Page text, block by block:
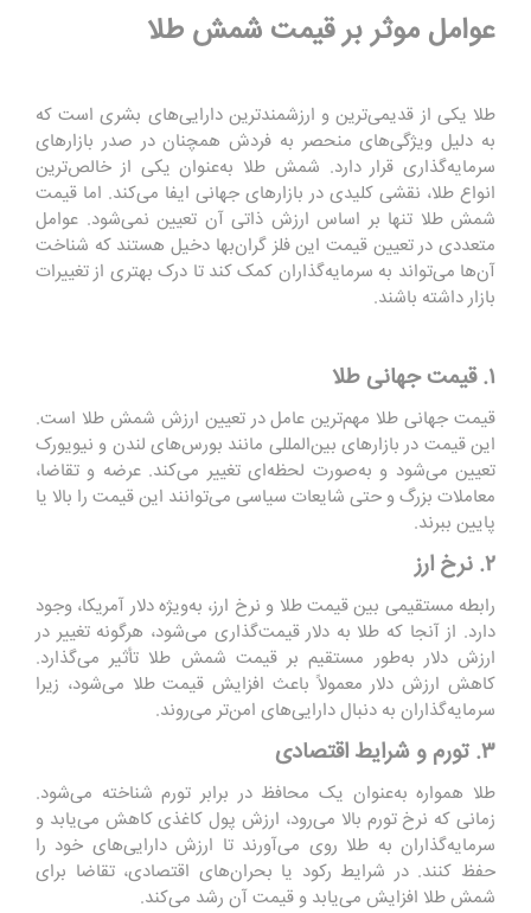
عوامل موثر بر قیمت شمش طلا
طلا یکی از قدیمی‌ترین و ارزشمندترین دارایی‌های بشری است که
به دلیل ویژگی‌های منحصر به فردش همچنان در صدر بازارهای
سرمایه‌گذاری قرار دارد. شمش طلا به‌عنوان یکی از خالص‌ترین
انواع طلا، نقشی کلیدی در بازارهای جهانی ایفا می‌کند. اما قیمت
شمش طلا تنها بر اساس ارزش ذاتی آن تعیین نمی‌شود. عوامل
متعددی در تعیین قیمت این فلز گران‌بها دخیل هستند که شناخت
آن‌ها می‌تواند به سرمایه‌گذاران کمک کند تا درک بهتری از تغییرات
بازار داشته باشند.
۱. قیمت جهانی طلا
قیمت جهانی طلا مهم‌ترین عامل در تعیین ارزش شمش طلا است.
این قیمت در بازارهای بین‌المللی مانند بورس‌های لندن و نیویورک
تعیین می‌شود و به‌صورت لحظه‌ای تغییر می‌کند. عرضه و تقاضا،
معاملات بزرگ و حتی شایعات سیاسی می‌توانند این قیمت را بالا یا
پایین ببرند.
۲. نرخ ارز
رابطه مستقیمی بین قیمت طلا و نرخ ارز، به‌ویژه دلار آمریکا، وجود
دارد. از آنجا که طلا به دلار قیمت‌گذاری می‌شود، هرگونه تغییر در
ارزش دلار به‌طور مستقیم بر قیمت شمش طلا تأثیر می‌گذارد.
کاهش ارزش دلار معمولاً باعث افزایش قیمت طلا می‌شود، زیرا
سرمایه‌گذاران به دنبال دارایی‌های امن‌تر می‌روند.
۳. تورم و شرایط اقتصادی
طلا همواره به‌عنوان یک محافظ در برابر تورم شناخته می‌شود.
زمانی که نرخ تورم بالا می‌رود، ارزش پول کاغذی کاهش می‌یابد و
سرمایه‌گذاران به طلا روی می‌آورند تا ارزش دارایی‌های خود را
حفظ کنند. در شرایط رکود یا بحران‌های اقتصادی، تقاضا برای
شمش طلا افزایش می‌یابد و قیمت آن رشد می‌کند.